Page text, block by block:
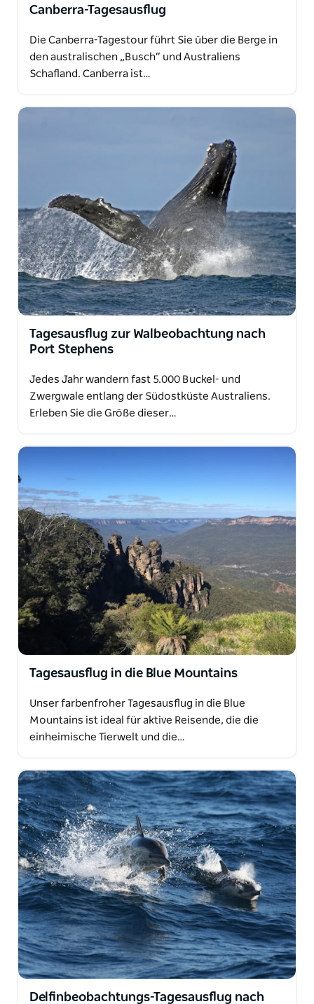
Canberra-Tagesausflug
Die Canberra-Tagestour führt Sie über die Berge in
den australischen „Busch“ und Australiens
Schafland. Canberra ist…
Tagesausflug zur Walbeobachtung nach
Port Stephens
Jedes Jahr wandern fast 5.000 Buckel- und
Zwergwale entlang der Südostküste Australiens.
Erleben Sie die Größe dieser…
Tagesausflug in die Blue Mountains
Unser farbenfroher Tagesausflug in die Blue
Mountains ist ideal für aktive Reisende, die die
einheimische Tierwelt und die…
Delfinbeobachtungs-Tagesausflug nach